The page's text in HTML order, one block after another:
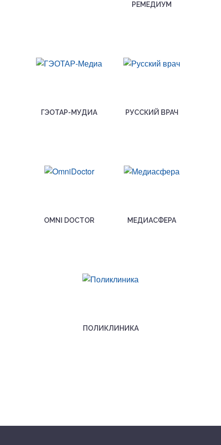
РЕМЕДИУМ
ГЭОТАР-МУДИА РУССКИЙ ВРАЧ
OMNI DOCTOR МЕДИАСФЕРА
ПОЛИКЛИНИКА